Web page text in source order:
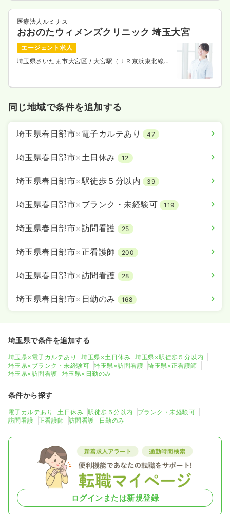
医療法人ルミナス
おおのたウィメンズクリニック 埼玉大宮
エージェント求人
埼玉県さいたま市大宮区 / 大宮駅（ＪＲ京浜東北線）
同じ地域で条件を追加する
埼玉県春日部市× 電子カルテあり 47
埼玉県春日部市×土日休み 12
埼玉県春日部市×駅徒歩５分以内 39
埼玉県春日部市× ブランク・未経験可 119
埼玉県春日部市×訪問看護 25
埼玉県春日部市× 正看護師 200
埼玉県春日部市×訪問看護 28
埼玉県春日部市× 日勤のみ 168
埼玉県で条件を追加する
埼玉県×電子カルテあり 埼玉県×土日休み
埼玉県×駅徒歩５分以内
埼玉県×ブランク・未経験可
埼玉県×訪問看護
埼玉県×正看護師
埼玉県×訪問看護
埼玉県×日勤のみ
条件から探す
電子カルテあり 土日休み 駅徒歩５分以内
ブランク・未経験可
訪問看護
正看護師 訪問看護 日勤のみ
ログインまたは新規登録